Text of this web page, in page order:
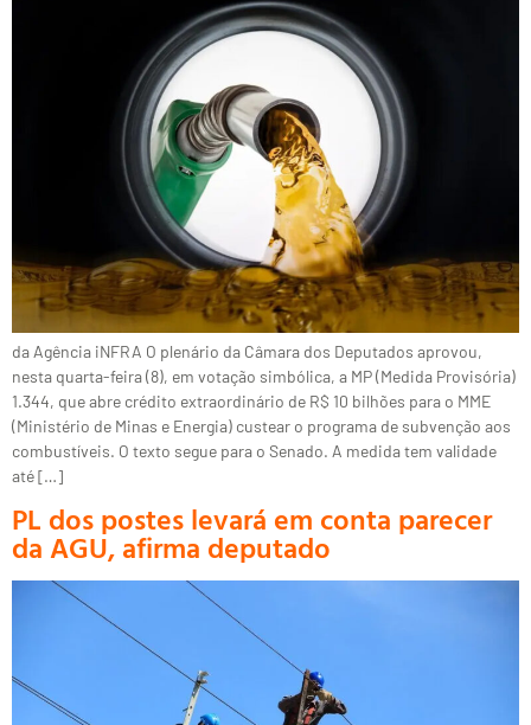
da Agência iNFRA O plenário da Câmara dos Deputados aprovou,
nesta quarta-feira (8), em votação simbólica, a MP (Medida Provisória)
1.344, que abre crédito extraordinário de R$ 10 bilhões para o MME
(Ministério de Minas e Energia) custear o programa de subvenção aos
combustíveis. O texto segue para o Senado. A medida tem validade
até […]
PL dos postes levará em conta parecer
da AGU, afirma deputado